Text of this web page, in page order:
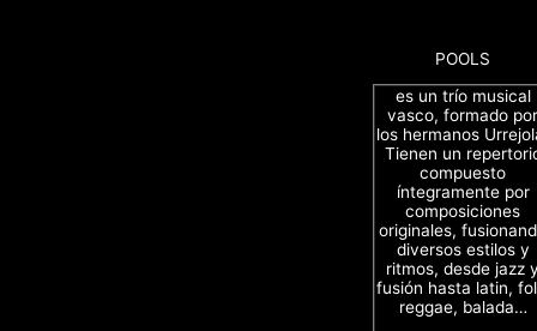
POOLS
es un trío musical
vasco, formado por
los hermanos
Tienen un
compuesto
íntegramente por
composiciones
originales,
diversos estilos y
ritmos, desde jazz
fusión hasta latin,
reggae, balada…